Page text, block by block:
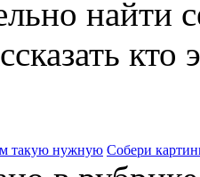
такую нужную Собери